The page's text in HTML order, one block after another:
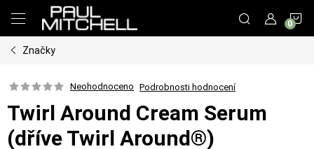
obsah
Značky
Neohodnoceno Podrobnosti hodnocení
Twirl Around Cream Serum
(dříve Twirl Around®)